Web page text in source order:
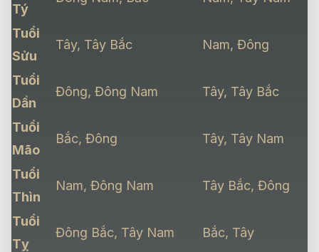
Tý
Tuổi
Sửu
Tây, Tây Bắc Nam, Đông
Tuổi
Dần
Đông, Đông Nam Tây, Tây Bắc
Tuổi
Mão
Bắc, Đông Tây, Tây Nam
Tuổi
Thìn
Nam, Đông Nam Tây Bắc, Đông
Tuổi
Tỵ
Đông Bắc, Tây Nam Bắc, Tây